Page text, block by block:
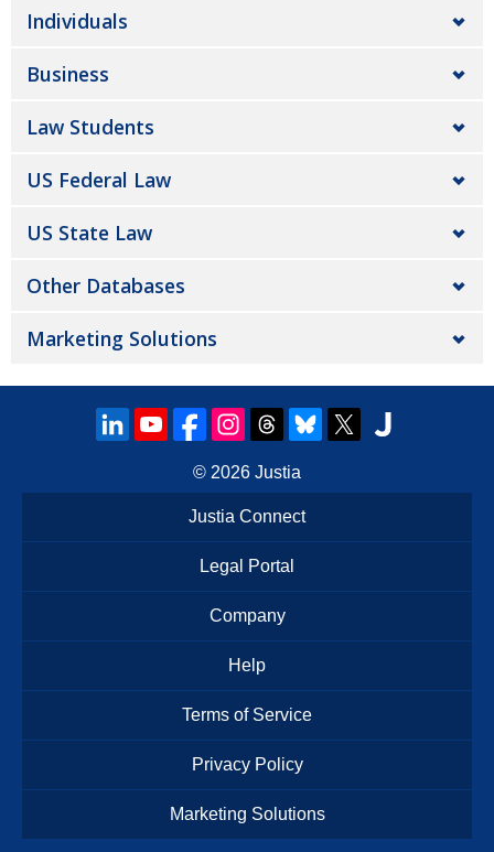
Individuals
Business
Law Students
US Federal Law
US State Law
Other Databases
Marketing Solutions
© 2026 Justia
Justia Connect
Legal Portal
Company
Help
Terms of Service
Privacy Policy
Marketing Solutions